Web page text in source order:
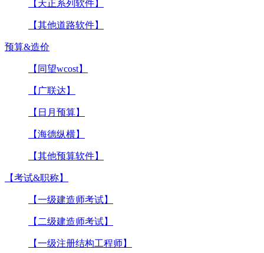
【天正系列软件】
【其他道路软件】
预算&造价
【同望wcost】
【广联达】
【日月预算】
【海德纵横】
【其他预算软件】
【考试&职称】
【一级建造师考试】
【二级建造师考试】
【一级注册结构工程师】